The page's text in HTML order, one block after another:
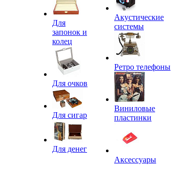
Для
запонок и
колец
Для очков
Для сигар
Для денег
Акустические
системы
Ретро телефоны
Виниловые
пластинки
Аксессуары